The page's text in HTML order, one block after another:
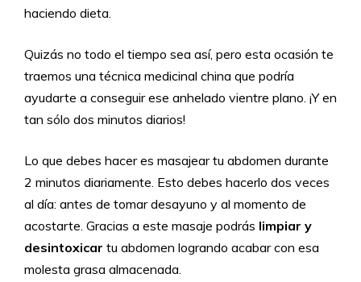
haciendo dieta.
Quizás no todo el tiempo sea así, pero esta ocasión te
traemos una técnica medicinal china que podría
ayudarte a conseguir ese anhelado vientre plano. ¡Y en
tan sólo dos minutos diarios!
Lo que debes hacer es masajear tu abdomen durante
2 minutos diariamente. Esto debes hacerlo dos veces
al día: antes de tomar desayuno y al momento de
acostarte. Gracias a este masaje podrás limpiar y
desintoxicar tu abdomen logrando acabar con esa
molesta grasa almacenada.